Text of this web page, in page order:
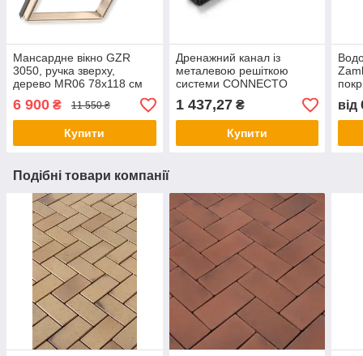
Мансардне вікно GZR
3050, ручка зверху,
дерево МR06 78x118 см
6 900 ₴ 11 550 ₴
Купити
Дренажний канал із
металевою решіткою
системи CONNECTO
1 437,27₴
Купити
від
Подібні товари компанії